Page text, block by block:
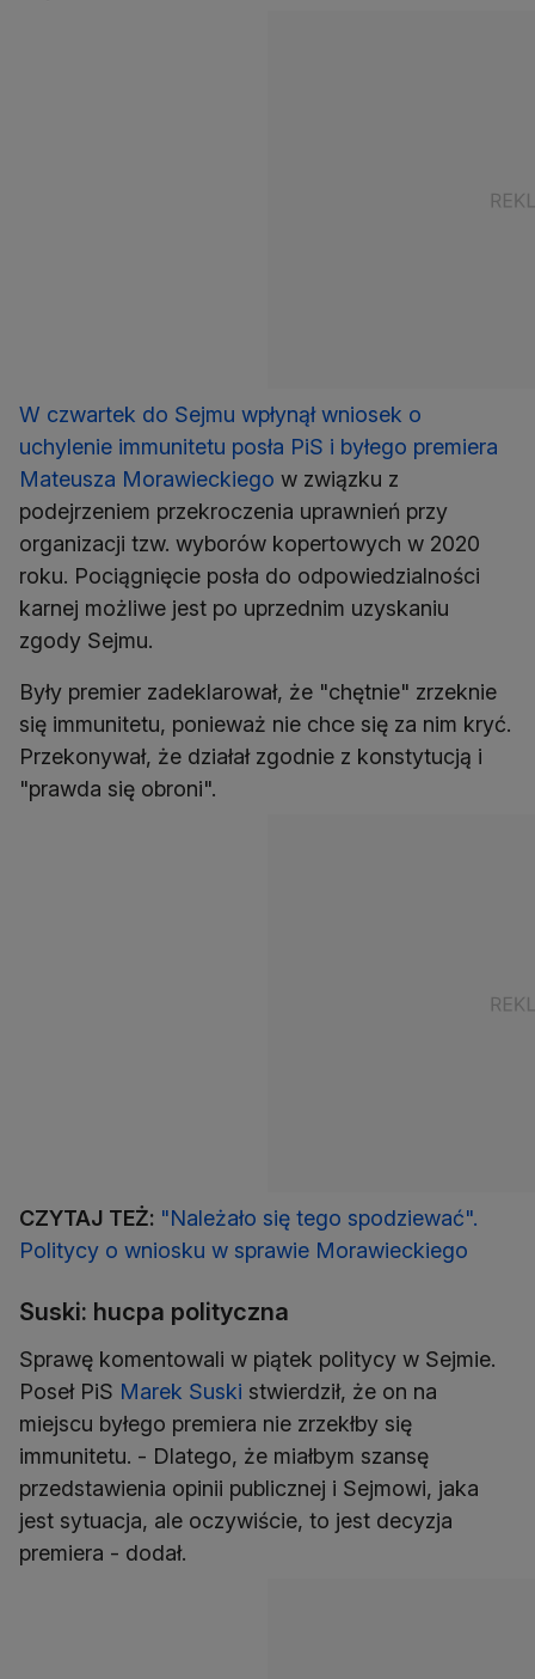
W czwartek do Sejmu wpłynął wniosek o
uchylenie immunitetu posła PiS i byłego premiera
Mateusza Morawieckiego w związku z
podejrzeniem przekroczenia uprawnień przy
organizacji tzw. wyborów kopertowych w 2020
roku. Pociągnięcie posła do odpowiedzialności
karnej możliwe jest po uprzednim uzyskaniu
zgody Sejmu.
Były premier zadeklarował, że "chętnie" zrzeknie
się immunitetu, ponieważ nie chce się za nim kryć.
Przekonywał, że działał zgodnie z konstytucją i
"prawda się obroni".
CZYTAJ TEŻ: "Należało się tego spodziewać".
Politycy o wniosku w sprawie Morawieckiego
Suski: hucpa polityczna
Sprawę komentowali w piątek politycy w Sejmie.
Poseł PiS Marek Suski stwierdził, że on na
miejscu byłego premiera nie zrzekłby się
immunitetu. - Dlatego, że miałbym szansę
przedstawienia opinii publicznej i Sejmowi, jaka
jest sytuacja, ale oczywiście, to jest decyzja
premiera - dodał.